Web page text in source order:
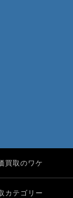
買取のワケ
カテゴリー